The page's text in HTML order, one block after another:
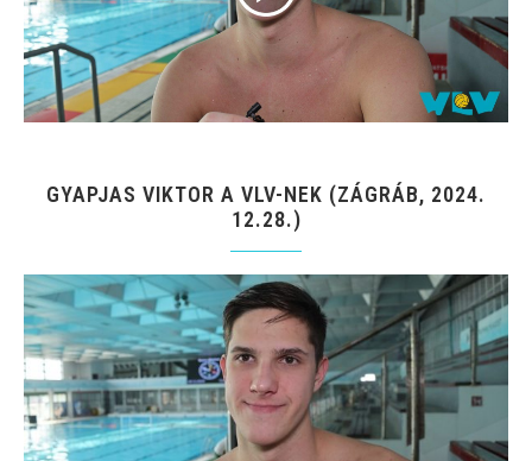
GYAPJAS VIKTOR A VLV-NEK (ZÁGRÁB, 2024.
12.28.)